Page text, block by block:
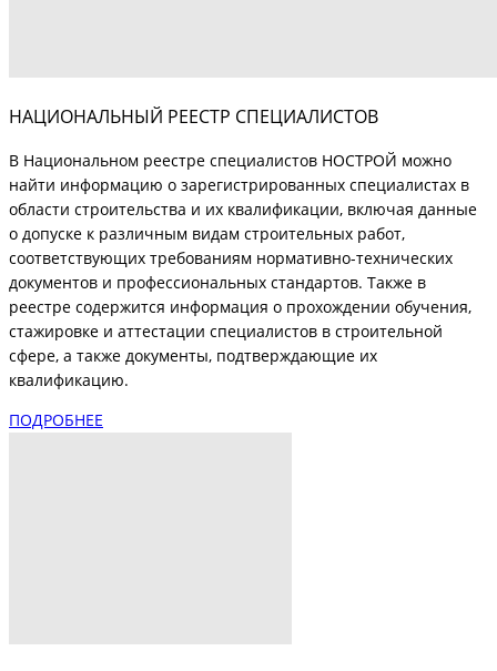
НАЦИОНАЛЬНЫЙ РЕЕСТР СПЕЦИАЛИСТОВ
В Национальном реестре специалистов НОСТРОЙ можно
найти информацию о зарегистрированных специалистах в
области строительства и их квалификации, включая данные
о допуске к различным видам строительных работ,
соответствующих требованиям нормативно-технических
документов и профессиональных стандартов. Также в
реестре содержится информация о прохождении обучения,
стажировке и аттестации специалистов в строительной
сфере, а также документы, подтверждающие их
квалификацию.
ПОДРОБНЕЕ